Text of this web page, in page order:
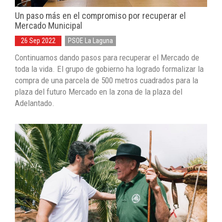
Un paso más en el compromiso por recuperar el
Mercado Municipal
26 Sep 2022 PSOE La Laguna
Continuamos dando pasos para recuperar el Mercado de
toda la vida. El grupo de gobierno ha logrado formalizar la
compra de una parcela de 500 metros cuadrados para la
plaza del futuro Mercado en la zona de la plaza del
Adelantado.